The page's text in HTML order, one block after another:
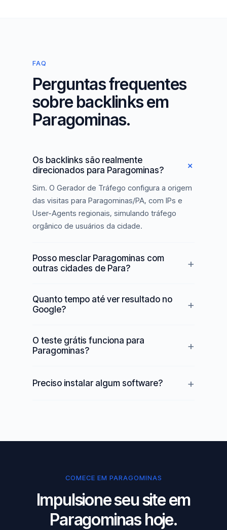
FAQ
Perguntas frequentes
sobre backlinks em
Paragominas.
Os backlinks são realmente
direcionados para Paragominas?
Sim. O Gerador de Tráfego configura a origem
das visitas para Paragominas/PA, com IPs e
User-Agents regionais, simulando tráfego
orgânico de usuários da cidade.
Posso mesclar Paragominas com
outras cidades de Para?
Quanto tempo até ver resultado no
Google?
O teste grátis funciona para
Paragominas?
Preciso instalar algum software?
COMECE EM PARAGOMINAS
Impulsione seu site em
Paragominas hoje.